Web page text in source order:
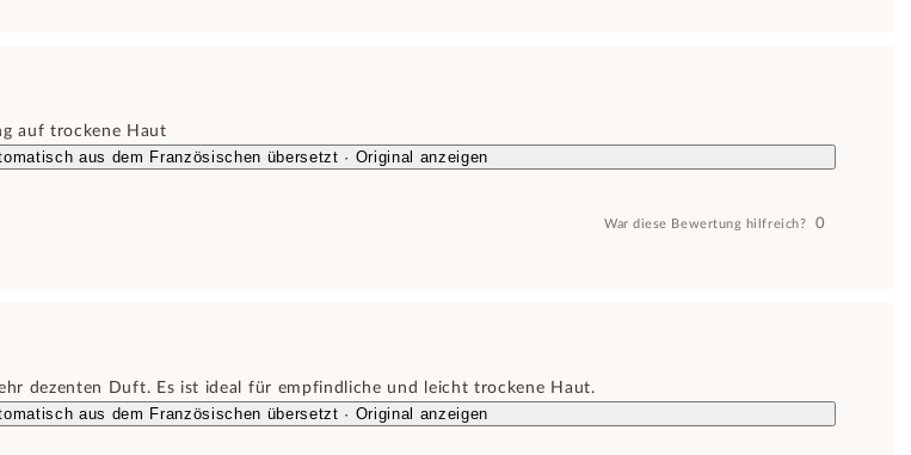
auf trockene Haut
aus dem Französischen übersetzt · Original anzeigen
War diese Bewertung hilfreich? 0
dezenten Duft. Es ist ideal für empfindliche und leicht trockene Haut.
aus dem Französischen übersetzt · Original anzeigen